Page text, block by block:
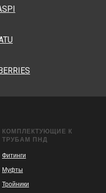
КОМПЛЕКТУЮЩИЕ К
ТРУБАМ ПНД
Фитинги
Муфты
Тройники